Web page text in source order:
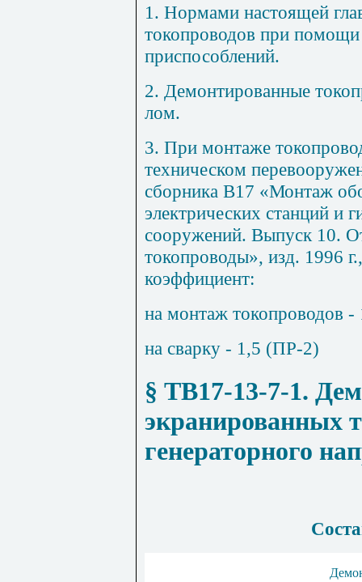
1 . Нормами настоящей
токопроводов при
приспособлений.
2. Демонтированные
лом.
3. При монтаже
техническом
сборника В17 «Монтаж
электрических станций и
сооружений. Выпуск 10.
токопроводы», изд. 1996
коэффициент:
на монтаж токопроводов
на сварку - 1,5 (ПР-2)
§ ТВ17-13-7-1.
экранированных
генераторного